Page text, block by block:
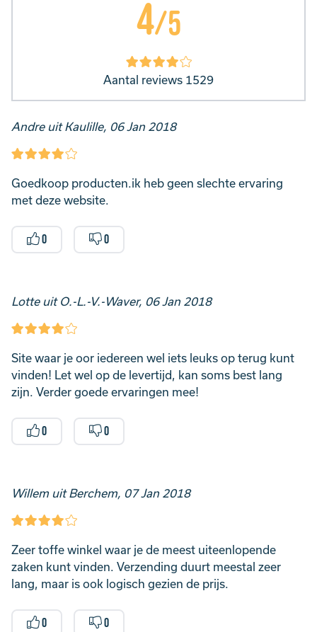
4/5
Aantal reviews 1529
Andre uit Kaulille, 06 Jan 2018
Goedkoop producten.ik heb geen slechte ervaring
met deze website.
0 0
Lotte uit O.-L.-V.-Waver, 06 Jan 2018
Site waar je oor iedereen wel iets leuks op terug kunt
vinden! Let wel op de levertijd, kan soms best lang
zijn. Verder goede ervaringen mee!
0 0
Willem uit Berchem, 07 Jan 2018
Zeer toffe winkel waar je de meest uiteenlopende
zaken kunt vinden. Verzending duurt meestal zeer
lang, maar is ook logisch gezien de prijs.
0 0